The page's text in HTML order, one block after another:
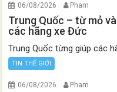
06/08/2026 Pham
Trung Quốc – từ mỏ
các hãng xe Đức
Trung Quốc từng giúp các
TIN THẾ GIỚI
06/08/2026 Pham